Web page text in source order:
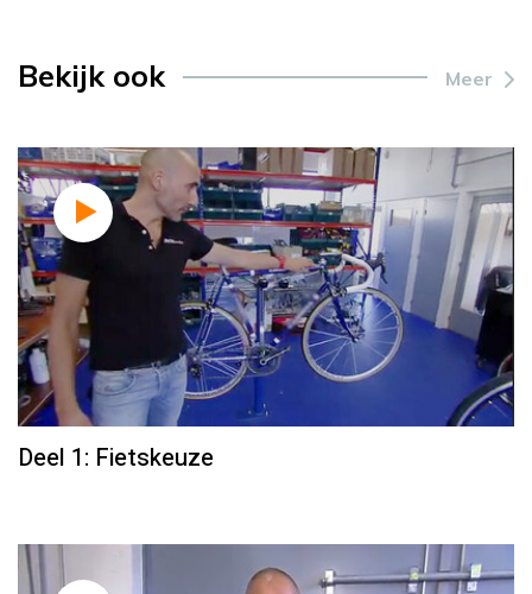
Bekijk ook Meer
Deel 1: Fietskeuze